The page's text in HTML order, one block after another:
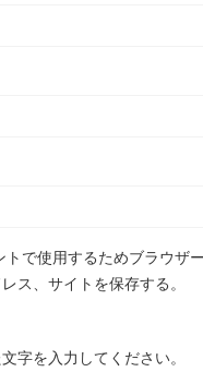
トで使用するためブラウザ
ス、サイトを保存する。
字を入力してください。